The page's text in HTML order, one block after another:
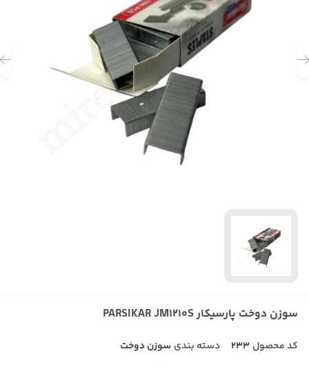
سوزن دوخت پارسیکار PARSIKAR JM1210S
کد محصول 233 دسته بندی سوزن دوخت